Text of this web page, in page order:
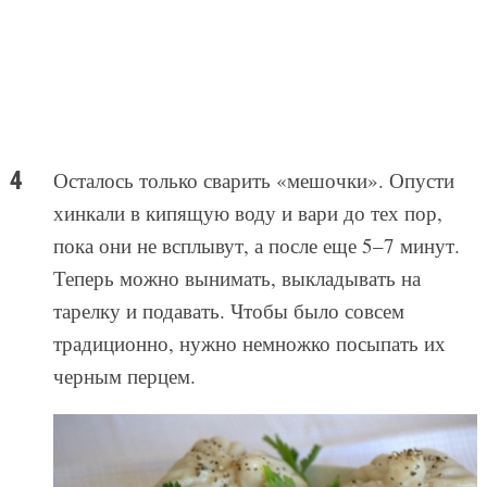
Осталось только сварить «мешочки». Опусти
хинкали в кипящую воду и вари до тех пор,
пока они не всплывут, а после еще 5–7 минут.
Теперь можно вынимать, выкладывать на
тарелку и подавать. Чтобы было совсем
традиционно, нужно немножко посыпать их
черным перцем.